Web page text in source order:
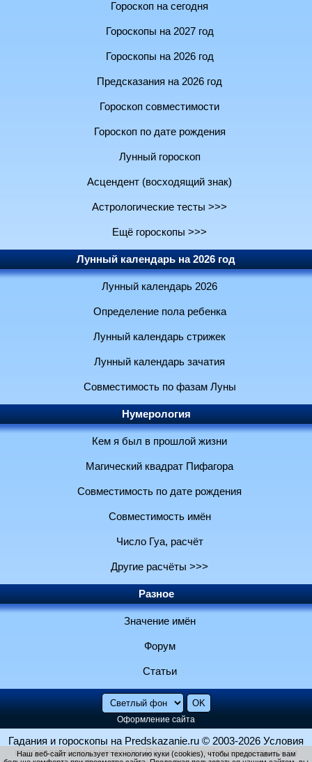
Гороскоп на сегодня
Гороскопы на 2027 год
Гороскопы на 2026 год
Предсказания на 2026 год
Гороскоп совместимости
Гороскоп по дате рождения
Лунный гороскоп
Асцендент (восходящий знак)
Астрологические тесты >>>
Ещё гороскопы >>>
Лунный календарь на 2026 год
Лунный календарь 2026
Определение пола ребенка
Лунный календарь стрижек
Лунный календарь зачатия
Совместимость по фазам Луны
Нумерология
Кем я был в прошлой жизни
Магический квадрат Пифагора
Совместимость по дате рождения
Совместимость имён
Число Гуа, расчёт
Другие расчёты >>>
Разное
Значение имён
Форум
Статьи
Оформление сайта
Гадания и гороскопы на Predskazanie.ru © 2003-2026 Условия
использования и контакты Политика конфиденциальности
Наш веб-сайт использует технологию куки (cookies), чтобы предоставить вам